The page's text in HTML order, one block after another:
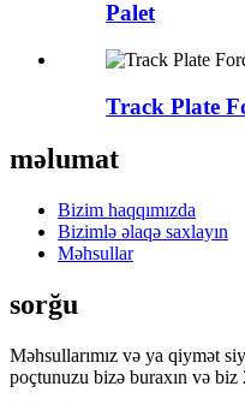
Palet
Track Plate
məlumat
Bizim haqqımızda
Bizimlə əlaqə saxlayın
Məhsullar
sorğu
Məhsullarımız və ya qiymət
poçtunuzu bizə buraxın və biz